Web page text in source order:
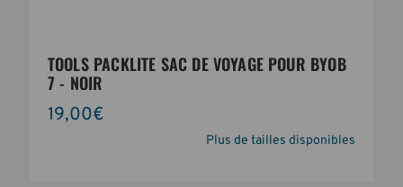
TOOLS PACKLITE SAC DE VOYAGE POUR BYOB
7 - NOIR
19,00€
Plus de tailles disponibles